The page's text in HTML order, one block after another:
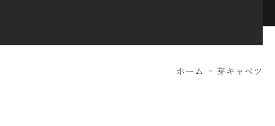
ホーム 芽キャベツ